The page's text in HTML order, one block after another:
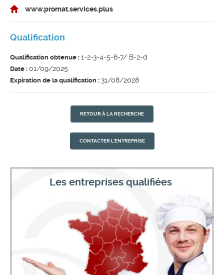
www.promat.services.plus
Qualification
Qualification obtenue : 1-2-3-4-5-6-7/ B-2-d
Date : 01/09/2025
Expiration de la qualification : 31/08/2028
RETOUR À LA RECHERCHE
CONTACTER L'ENTREPRISE
Les entreprises qualifiées